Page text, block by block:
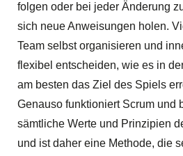
folgen oder bei jeder Änderung
sich neue Anweisungen holen.
Team selbst organisieren und
flexibel entscheiden, wie es in
am besten das Ziel des Spiels
Genauso funktioniert Scrum und
sämtliche Werte und Prinzipien
und ist daher eine Methode, die